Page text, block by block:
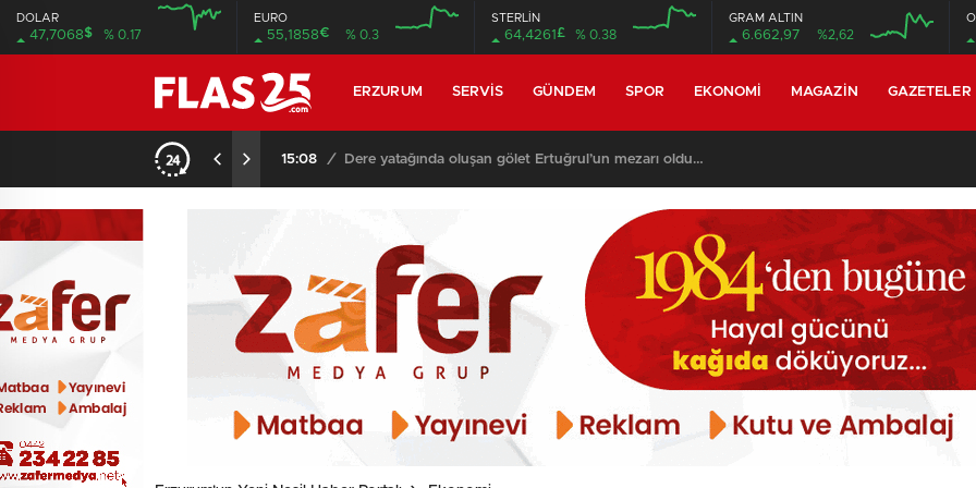
DOLAR
47,7068$ % 0.17
EURO
55,1858€ % 0.3
STERLİN
64,4261 £ % 0.38
GRAM ALTIN
6.662,97 %2,62
ERZURUM SERVIS GÜNDEM SPOR EKONOMI MAGAZIN GAZETELER
15:08 / Dere yatağında oluşan gölet Ertuğrul’un mezarı oldu…